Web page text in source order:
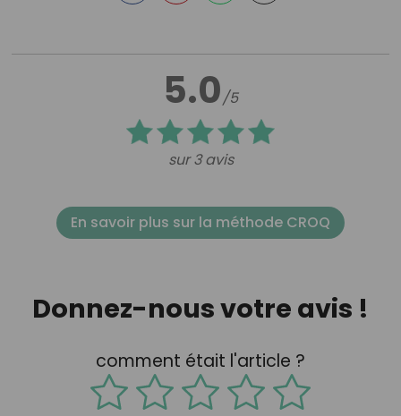
5.0/5
sur 3 avis
En savoir plus sur la méthode CROQ
Donnez-nous votre avis !
comment était l'article ?